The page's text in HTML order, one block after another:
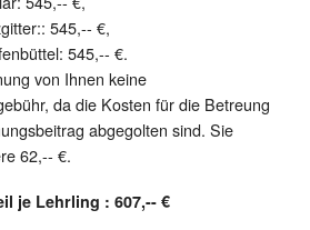
545,-- €,
545,-- €.
von Ihnen keine
da die Kosten für die Betreung
abgegolten sind. Sie
62,-- €.
je Lehrling : 607,-- €